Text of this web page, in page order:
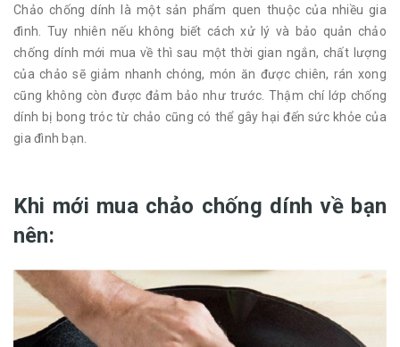
Chảo chống dính là một sản phẩm quen thuộc của nhiều gia
đình. Tuy nhiên nếu không biết cách xử lý và bảo quản chảo
chống dính mới mua về thì sau một thời gian ngắn, chất lượng
của chảo sẽ giảm nhanh chóng, món ăn được chiên, rán xong
cũng không còn được đảm bảo như trước. Thậm chí lớp chống
dính bị bong tróc từ chảo cũng có thể gây hại đến sức khỏe của
gia đình bạn.
Khi mới mua chảo chống dính về bạn
nên: